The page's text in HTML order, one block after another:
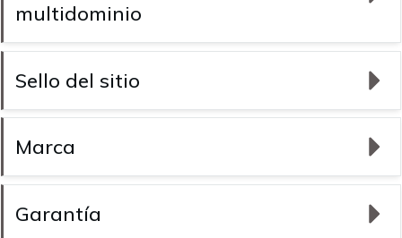
multidominio
Sello del sitio
Marca
Garantía